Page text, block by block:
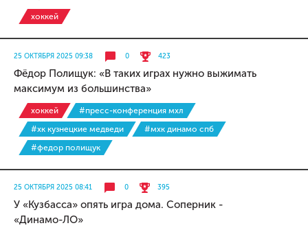
хоккей
25 ОКТЯБРЯ 2025 09:38 0 423
Фёдор Полищук: «В таких играх нужно выжимать
максимум из большинства»
хоккей
#пресс-конференция мхл
#хк кузнецкие медведи
#мхк динамо спб
#федор полищук
25 ОКТЯБРЯ 2025 08:41 0 395
У «Кузбасса» опять игра дома. Соперник -
«Динамо-ЛО»